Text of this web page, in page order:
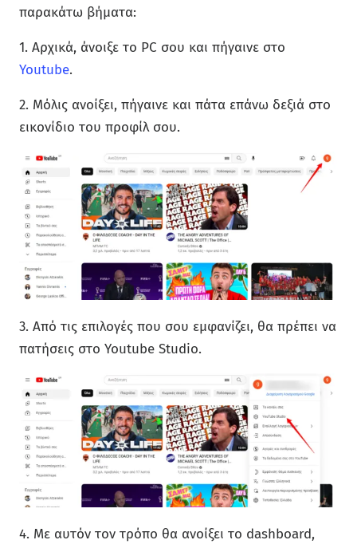
παρακάτω βήματα:
1. Αρχικά, άνοιξε το PC σου και πήγαινε στο
Youtube.
2. Μόλις ανοίξει, πήγαινε και πάτα επάνω δεξιά στο
εικονίδιο του προφίλ σου.
3. Από τις επιλογές που σου εμφανίζει, θα πρέπει να
πατήσεις στο Youtube Studio.
4. Με αυτόν τον τρόπο θα ανοίξει το dashboard,